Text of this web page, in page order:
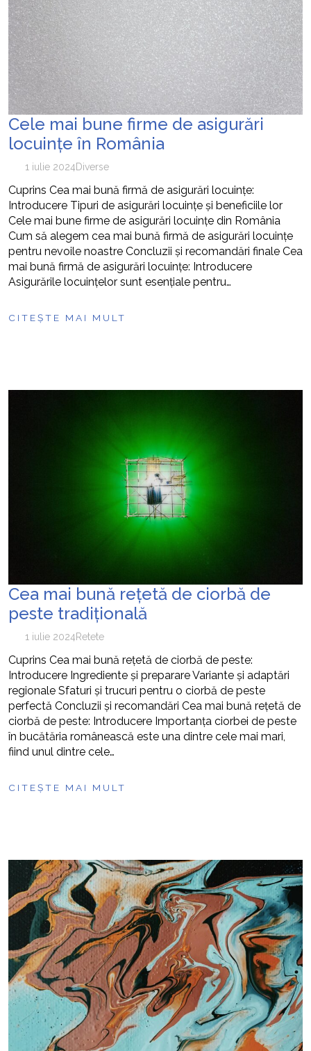
Cele mai bune firme de asigurări
locuințe în România
1 iulie 2024Diverse
Cuprins Cea mai bună firmă de asigurări locuințe:
Introducere Tipuri de asigurări locuințe și beneficiile lor
Cele mai bune firme de asigurări locuințe din România
Cum să alegem cea mai bună firmă de asigurări locuințe
pentru nevoile noastre Concluzii și recomandări finale Cea
mai bună firmă de asigurări locuințe: Introducere
Asigurările locuințelor sunt esențiale pentru…
CITEȘTE MAI MULT
Cea mai bună rețetă de ciorbă de
peste tradițională
1 iulie 2024Retete
Cuprins Cea mai bună rețetă de ciorbă de peste:
Introducere Ingrediente și preparare Variante și adaptări
regionale Sfaturi și trucuri pentru o ciorbă de peste
perfectă Concluzii și recomandări Cea mai bună rețetă de
ciorbă de peste: Introducere Importanța ciorbei de peste
în bucătăria românească este una dintre cele mai mari,
fiind unul dintre cele…
CITEȘTE MAI MULT